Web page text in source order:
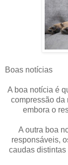
Boas notícias
A boa notícia é
compressão da
embora o
A outra boa
responsáveis,
caudas